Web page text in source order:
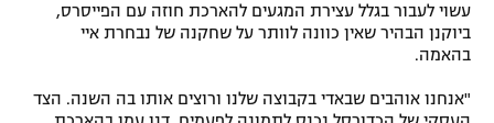
עשוי לעבור בגלל עצירת המגעים להארכת חוזה עם הפייסרס,
ביוקנן הבהיר שאין כוונה לוותר על שחקנה של נבחרת איי
בהאמה.
"אנחנו אוהבים שבאדי בקבוצה שלנו ורוצים אותו בה השנה. הצד